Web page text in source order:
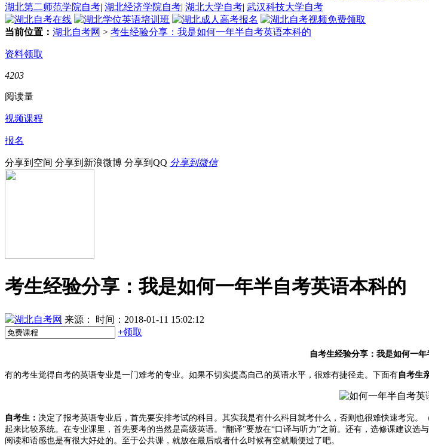
湖北第二师范学院自考| 湖北经济学院自考| 湖北大学自考| 武汉科技大学自考
当前位置： 湖北自考网 > 考生经验分享：我是如何一年半自考英语本科的
资料领取
4203
阅读量
视频课程
报名
分享到空间 分享到新浪微博 分享到QQ 分享到微信
考生经验分享：我是如何一年半自考英语本科的
湖北自考网 来源：
时间：2018-01-11 15:02:12
+领取
自考生经验分享：我是如何一
有的考生觉得自考的英语专业是一门难考的专业。如果不切实提高自己的英语水平，很难有捷径走。下面有自考生
自考生： 决定了报考英语专业后，首先要安排考试的科目。其实我是有什么科目就考什么，否则也很难快速考完
起来比较系统。在专业课里，首先要考的当然是高级英语。“翻译”要放在“口译与听力”之前。还有，选修课建议
阅读和语感也是有很大好处的。至于公共课，就放在最后或者什么时候有空就顺便过了吧。